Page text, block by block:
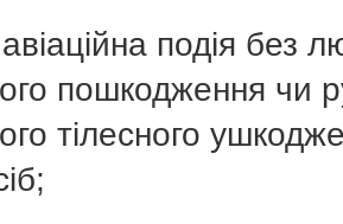
подія
пошкодження чи
тілесного